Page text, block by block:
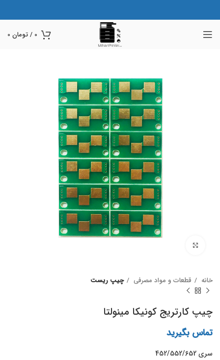
0
/تومان
خانه قطعات و مواد مصرفی چیپ ریست
چیپ کارتریج کونیکا مینولتا
تماس بگیرید
سری 452/552/652